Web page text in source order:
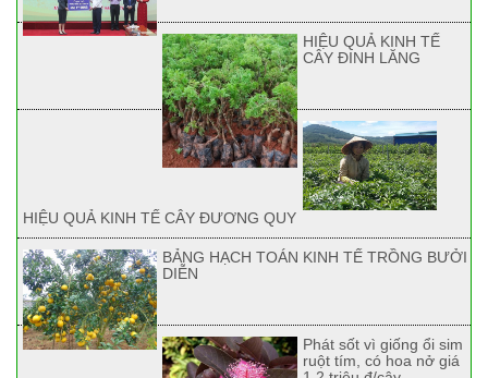
HIỆU QUẢ KINH TẾ
CÂY ĐINH LĂNG
HIỆU QUẢ KINH TẾ CÂY ĐƯƠNG QUY
BẢNG HẠCH TOÁN KINH TẾ TRỒNG BƯỞI
DIỄN
Phát sốt vì giống ổi sim
ruột tím, có hoa nở giá